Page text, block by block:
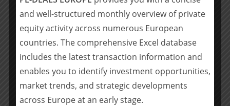
spannende Finanzierungsrunden.
Team BMH BRÄUTIGAM: Dr. Alexander Wulff (Lead), Raoul
Moritz Nissen, Till Wansleben, Maximilian Frink, Daniel
Schlichting (alle Venture Capital)
Teilen mit:
and well-structured monthly overview of private
equity activity across numerous European
countries. The comprehensive Excel database
includes the latest transaction information and
enables you to identify investment opportunities,
market trends, and strategic developments
across Europe at an early stage.